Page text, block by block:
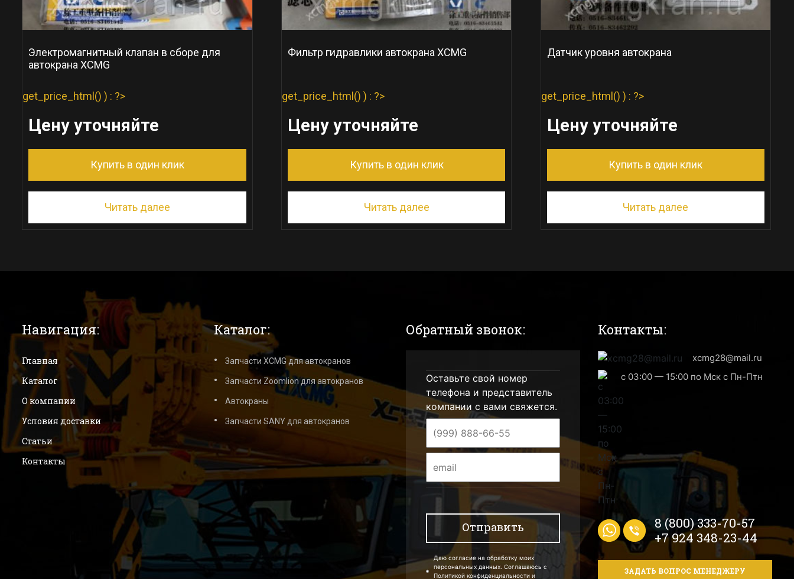
Электромагнитный клапан в сборе для
автокрана XCMG
get_price_html() ) : ?>
Цену уточняйте
Купить в один клик
Читать далее
Фильтр гидравлики автокрана XCMG
get_price_html() ) : ?>
Цену уточняйте
Купить в один клик
Читать далее
Датчик уровня автокрана
get_price_html() ) : ?>
Цену уточняйте
Купить в один клик
Читать далее
Навигация:
Главная
Каталог
О компании
Условия доставки
Статьи
Контакты
Каталог:
Запчасти XCMG для автокранов
Запчасти Zoomlion для автокранов
Автокраны
Запчасти SANY для автокранов
Обратный звонок:
Оставьте свой номер
телефона и представитель
компании с вами свяжется.
Даю согласие на обработку моих
персональных данных. Соглашаюсь с
Политикой конфиденциальности и
Контакты:
xcmg28@mail.ru
с 03:00 — 15:00 по Мск с Пн-Птн
8 (800) 333-70-57
+7 924 348-23-44
ЗАДАТЬ ВОПРОС МЕНЕДЖЕРУ